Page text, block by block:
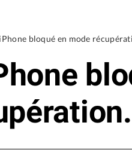
bloqué en mode